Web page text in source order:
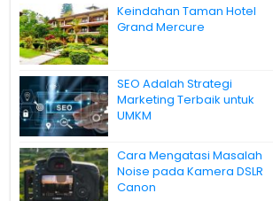
Keindahan Taman Hotel
Grand Mercure
SEO Adalah Strategi
Marketing Terbaik untuk
UMKM
Cara Mengatasi Masalah
Noise pada Kamera DSLR
Canon